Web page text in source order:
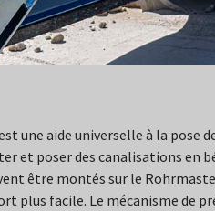
une aide universelle à la
et poser des canalisations en
être montés sur le
plus facile. Le mécanisme de